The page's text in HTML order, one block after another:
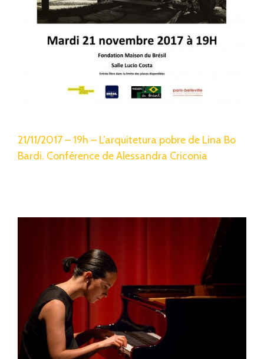
21/11/2017 – 19h – L’arquitetura pobre de Lina Bo
Bardi. Conférence de Alessandra Criconia